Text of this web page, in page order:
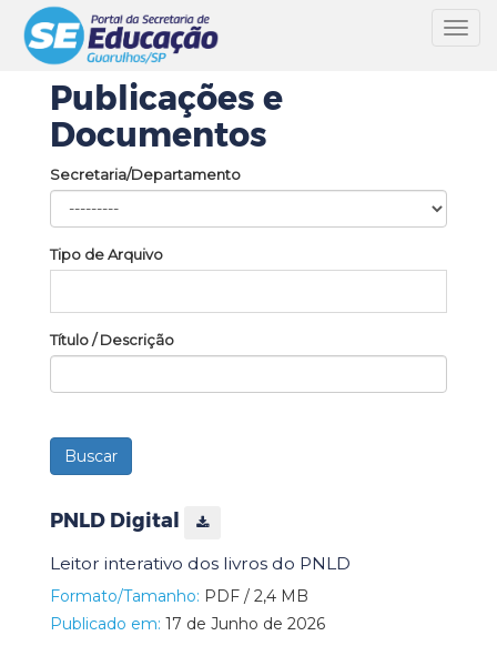
Publicações e
Documentos
Secretaria/Departamento
Tipo de Arquivo
Título / Descrição
PNLD Digital
Leitor interativo dos livros do PNLD
Formato/Tamanho: PDF / 2,4 MB
Publicado em: 17 de Junho de 2026